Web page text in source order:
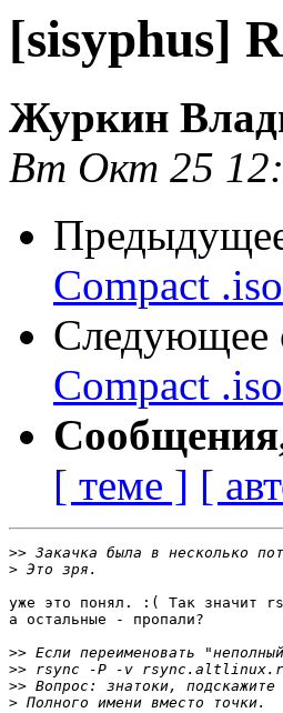
[sisyphus]
Журкин
Вт Окт 25
Compact .iso
Следующее
Compact .iso
[ теме ] [
>>
>
уже это понял. :( Так значит
а остальные - пропали?
>>
>>
>>
>